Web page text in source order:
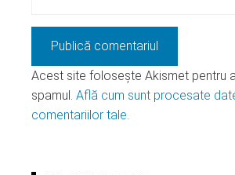
Acest site folosește Akismet pentru
spamul. Află cum sunt procesate
comentariilor tale.